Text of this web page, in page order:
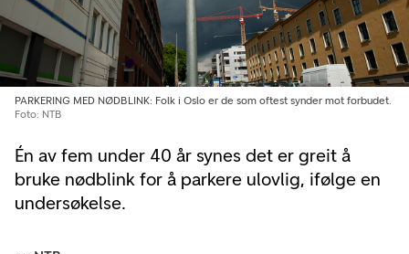
Én av fem under 40 år synes det er greit å
bruke nødblink for å parkere ulovlig, ifølge en
undersøkelse.
PARKERING MED NØDBLINK: Folk i Oslo er de som oftest synder mot forbudet.
Foto: NTB